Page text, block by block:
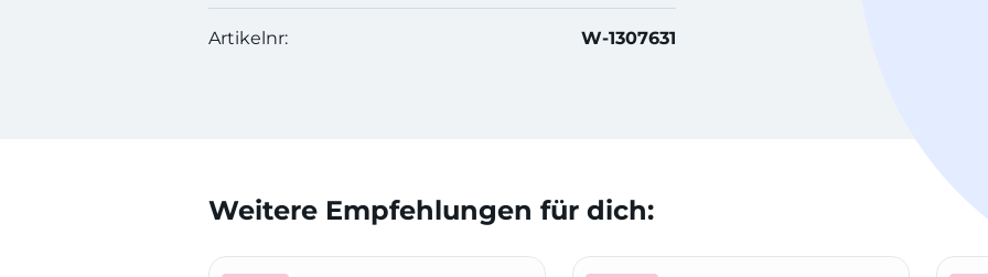
Artikelnr: W-1307631
Weitere Empfehlungen für dich: